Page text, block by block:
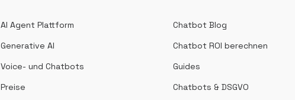
AI Agent Plattform
Generative AI
Voice- und Chatbots
Preise
Chatbot Blog
Chatbot ROI berechnen
Guides
Chatbots & DSGVO